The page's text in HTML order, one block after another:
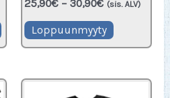
Tällä
tuotteella
useampi
25,90€ – 30,90€Hintaluokka:
-
30,90€
(sis. ALV)
Loppuunmyyty Tällä
tuotteella
useampi